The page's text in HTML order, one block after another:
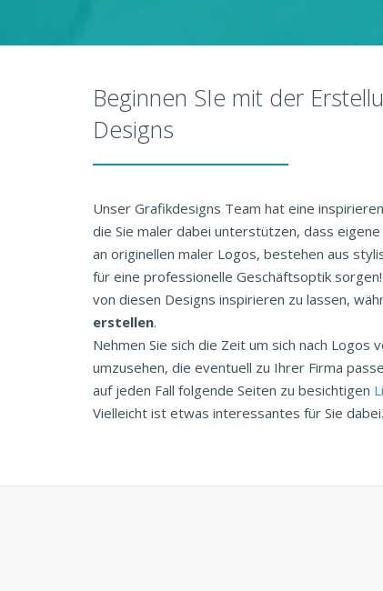
Beginnen SIe mit der
Designs
Unser Grafikdesigns Team hat eine
die Sie maler dabei unterstützen, dass
an originellen maler Logos, bestehen aus
für eine professionelle Geschäftsoptik
von diesen Designs inspirieren zu lassen,
erstellen.
Nehmen Sie sich die Zeit um sich nach Logos
umzusehen, die eventuell zu Ihrer Firma
auf jeden Fall folgende Seiten zu besichtigen
Vielleicht ist etwas interessantes für Sie dabei.